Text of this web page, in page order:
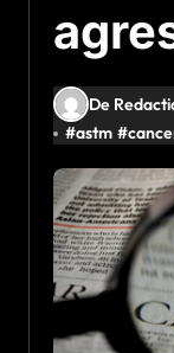
De
#astm #